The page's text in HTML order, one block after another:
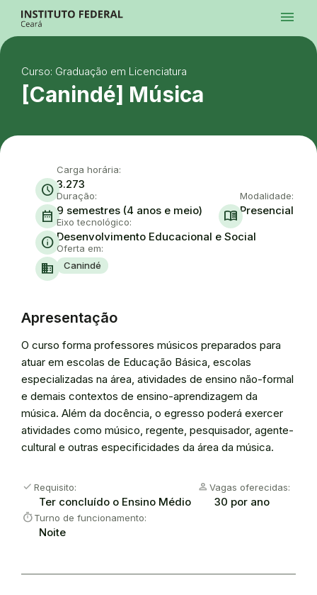
Ir para a busca
Ir para o menu principal
Ir para o conteúdo
Alto Contraste
Login da Área Administrativa
Acessibilidade
menu
Curso: Graduação em Licenciatura
[Canindé] Música
schedule
Carga horária:
3.273
date_range
Duração:
9 semestres (4 anos e meio) menu_book
Modalidade:
Presencial
info
Eixo tecnológico:
Desenvolvimento Educacional e Social
domain
Oferta em:
Canindé
Apresentação
O curso forma professores músicos preparados para
atuar em escolas de Educação Básica, escolas
especializadas na área, atividades de ensino não-formal
e demais contextos de ensino-aprendizagem da
música. Além da docência, o egresso poderá exercer
atividades como músico, regente, pesquisador, agente-
cultural e outras especificidades da área da música.
check Requisito:
Ter concluído o Ensino Médio
person Vagas oferecidas:
30 por ano
timerTurno de funcionamento:
Noite